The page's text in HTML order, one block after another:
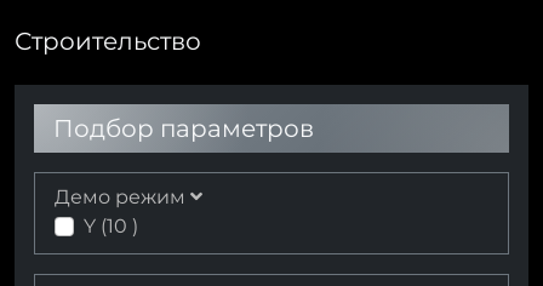
Строительство
Подбор параметров
Демо режим
Y (10 )